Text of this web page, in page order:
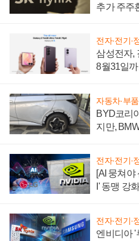
추가 주주
전자·전기·
삼성전자,
8월31일
자동차·부품
BYD코리
지만,
전자·전기·
[AI 뭉쳐
I' 동맹 강
전자·전기·
엔비디아 '